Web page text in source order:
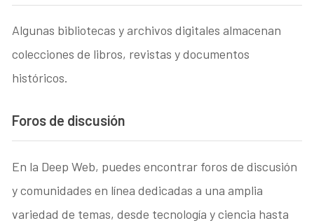
Algunas bibliotecas y archivos digitales almacenan
colecciones de libros, revistas y documentos
históricos.
Foros de discusión
En la Deep Web, puedes encontrar foros de discusión
y comunidades en línea dedicadas a una amplia
variedad de temas, desde tecnología y ciencia hasta